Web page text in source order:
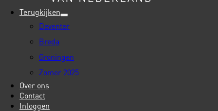
Terugkijken
Deventer
Breda
Groningen
Zomer 2025
Over ons
Contact
Inloggen